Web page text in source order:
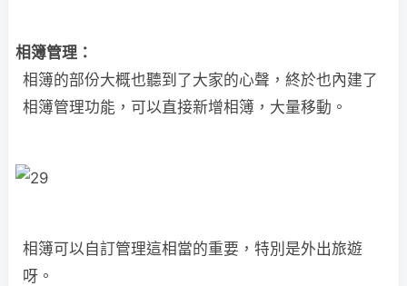
相簿管理：
相簿的部份大概也聽到了大家的心聲，終於也內建了
相簿管理功能，可以直接新增相簿，大量移動。
相簿可以自訂管理這相當的重要，特別是外出旅遊
呀。